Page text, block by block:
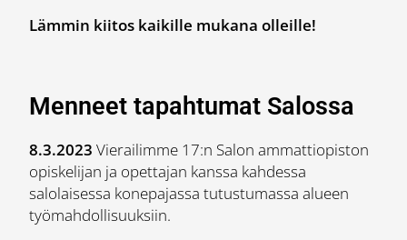
Lämmin kiitos kaikille mukana olleille!
Menneet tapahtumat Salossa
8.3.2023 Vierailimme 17:n Salon ammattiopiston
opiskelijan ja opettajan kanssa kahdessa
salolaisessa konepajassa tutustumassa alueen
työmahdollisuuksiin.